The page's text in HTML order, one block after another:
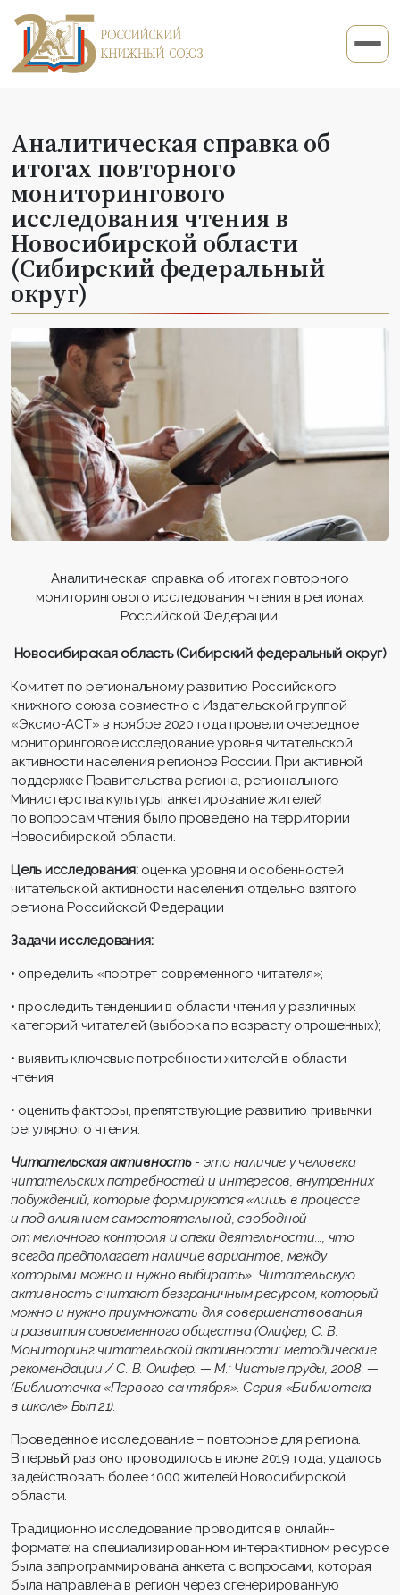
Аналитическая справка об
итогах повторного
мониторингового
исследования чтения в
Новосибирской области
(Сибирский федеральный
округ)
Аналитическая справка об итогах повторного
мониторингового исследования чтения в регионах
Российской Федерации.
Новосибирская область (Сибирский федеральный округ)
Комитет по региональному развитию Российского
книжного союза совместно с Издательской группой
«Эксмо-АСТ» в ноябре 2020 года провели очередное
мониторинговое исследование уровня читательской
активности населения регионов России. При активной
поддержке Правительства региона, регионального
Министерства культуры анкетирование жителей
по вопросам чтения было проведено на территории
Новосибирской области.
Цель исследования:оценка уровня и особенностей
читательской активности населения отдельно взятого
региона Российской Федерации
Задачи исследования:
• определить «портрет современного читателя»;
• проследить тенденции в области чтения у различных
категорий читателей (выборка по возрасту опрошенных);
• выявить ключевые потребности жителей в области
чтения
• оценить факторы, препятствующие развитию привычки
регулярного чтения.
Читательская активность- это наличие у человека
читательских потребностей и интересов, внутренних
побуждений, которые формируются «лишь в процессе
и под влиянием самостоятельной, свободной
от мелочного контроля и опеки деятельности..., что
всегда предполагает наличие вариантов, между
которыми можно и нужно выбирать». Читательскую
активность считают безграничным ресурсом, который
можно и нужно приумножать для совершенствования
и развития современного общества (Олифер, С. В.
Мониторинг читательской активности: методические
рекомендации / С. В. Олифер. — М.: Чистые пруды, 2008. —
(Библиотечка «Первого сентября». Серия «Библиотека
в школе» Вып.21).
Проведенное исследование – повторное для региона.
В первый раз оно проводилось в июне 2019 года, удалось
задействовать более 1000 жителей Новосибирской
области.
Традиционно исследование проводится в онлайн-
формате: на специализированном интерактивном ресурсе
была запрограммирована анкета с вопросами, которая
была направлена в регион через сгенерированную